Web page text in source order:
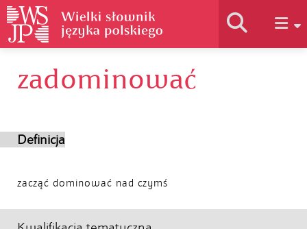
Historia słownika
zadominować
Definicja
zacząć dominować nad czymś